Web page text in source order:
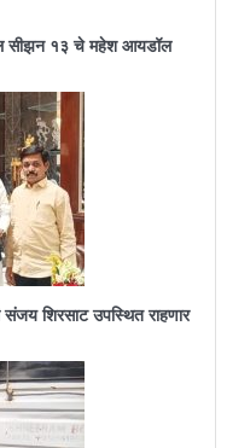
सीझन १३ चे महेश आयडॉल
शिरसाट उपस्थित राहणार